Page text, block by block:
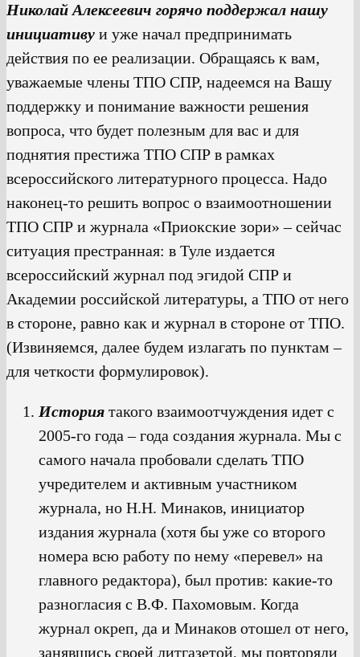
Николай Алексеевич горячо поддержал нашу
инициативу и уже начал предпринимать
действия по ее реализации. Обращаясь к вам,
уважаемые члены ТПО СПР, надеемся на Вашу
поддержку и понимание важности решения
вопроса, что будет полезным для вас и для
поднятия престижа ТПО СПР в рамках
всероссийского литературного процесса. Надо
наконец-то решить вопрос о взаимоотношении
ТПО СПР и журнала «Приокские зори» – сейчас
ситуация престранная: в Туле издается
всероссийский журнал под эгидой СПР и
Академии российской литературы, а ТПО от него
в стороне, равно как и журнал в стороне от ТПО.
(Извиняемся, далее будем излагать по пунктам –
для четкости формулировок).
История такого взаимоотчуждения идет с
2005-го года – года создания журнала. Мы с
самого начала пробовали сделать ТПО
учредителем и активным участником
журнала, но Н.Н. Минаков, инициатор
издания журнала (хотя бы уже со второго
номера всю работу по нему «перевел» на
главного редактора), был против: какие-то
разногласия с В.Ф. Пахомовым. Когда
журнал окреп, да и Минаков отошел от него,
занявшись своей литгазетой, мы повторяли